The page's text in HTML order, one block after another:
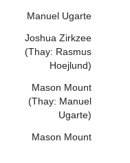
Manuel Ugarte
Joshua Zirkzee
(Thay: Rasmus
Hoejlund)
Mason Mount
(Thay: Manuel
Ugarte)
Mason Mount